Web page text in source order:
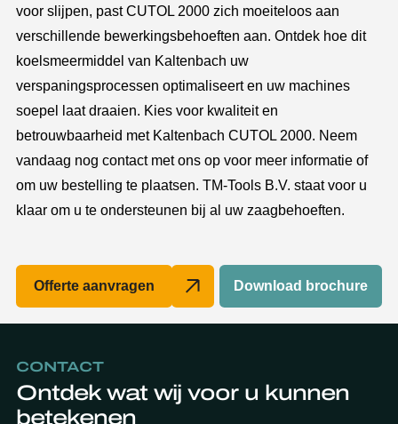
voor slijpen, past CUTOL 2000 zich moeiteloos aan
verschillende bewerkingsbehoeften aan. Ontdek hoe dit
koelsmeermiddel van Kaltenbach uw
verspaningsprocessen optimaliseert en uw machines
soepel laat draaien. Kies voor kwaliteit en
betrouwbaarheid met Kaltenbach CUTOL 2000. Neem
vandaag nog contact met ons op voor meer informatie of
om uw bestelling te plaatsen. TM-Tools B.V. staat voor u
klaar om u te ondersteunen bij al uw zaagbehoeften.
Offerte aanvragen Download brochure
CONTACT
Ontdek wat wij voor u kunnen
betekenen